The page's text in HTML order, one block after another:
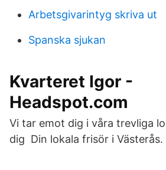
Arbetsgivarintyg skriva ut
Spanska sjukan
Kvarteret Igor -
Headspot.com
Vi tar emot dig i våra trevliga
dig Din lokala frisör i Västerås.